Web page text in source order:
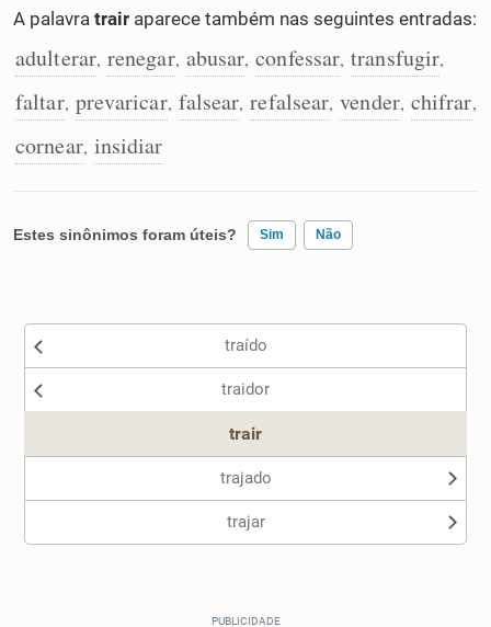
Caça-palavras
Dicionário
Sinônimos
A palavra trair aparece também nas seguintes entradas:
adulterar, renegar, abusar, confessar, transfugir,
faltar, prevaricar, falsear, refalsear, vender, chifrar,
cornear, insidiar
Estes sinônimos foram úteis? Sim Não
Nenhum dos sinônimos apresentados me ajudou
traído
traidor
trair
trajado
trajar